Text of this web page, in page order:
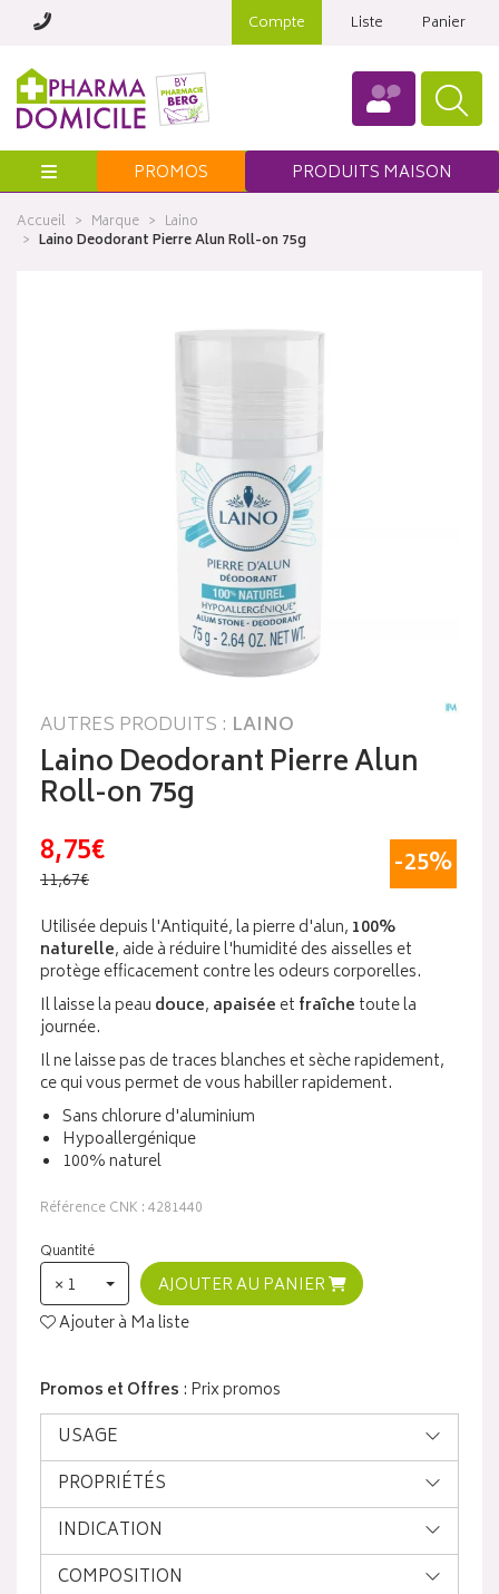
Compte Liste Panier
Menu PROMOS PRODUITS MAISON
Accueil Marque
Laino
Laino Deodorant Pierre Alun Roll-on 75g
AUTRES PRODUITS : LAINO
Laino Deodorant Pierre Alun
Roll-on 75g
-25%
8,75€
11,67€
Utilisée depuis l'Antiquité, la pierre d'alun, 100%
naturelle, aide à réduire l'humidité des aisselles et
protège efficacement contre les odeurs corporelles.
Il laisse la peau douce, apaisée et fraîche toute la
journée.
Il ne laisse pas de traces blanches et sèche rapidement,
ce qui vous permet de vous habiller rapidement.
Sans chlorure d'aluminium
Hypoallergénique
100% naturel
Référence CNK : 4281440
Quantité
× 1
AJOUTER AU PANIER
Ajouter à Ma liste
Promos et Offres : Prix promos
USAGE
PROPRIÉTÉS
INDICATION
COMPOSITION